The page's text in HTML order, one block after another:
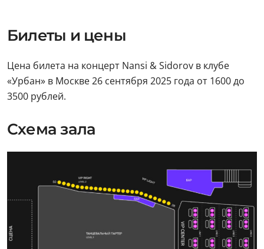
Билеты и цены
Цена билета на концерт Nansi & Sidorov в клубе
«Урбан» в Москве 26 сентября 2025 года от 1600 до
3500 рублей.
Схема зала